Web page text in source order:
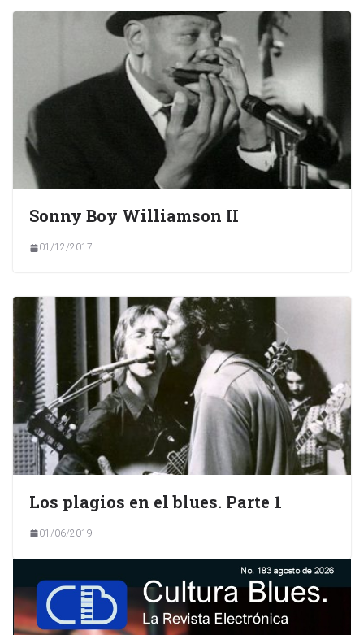
Sonny Boy Williamson II
01/12/2017
Los plagios en el blues. Parte 1
01/06/2019